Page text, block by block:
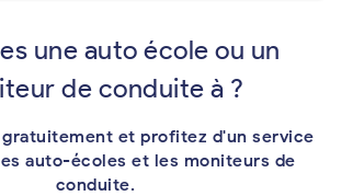
une auto école ou un
de conduite à ?
et profitez d'un service
auto-écoles et les moniteurs de
conduite.